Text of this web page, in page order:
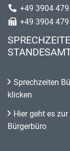
+49 3904
+49 3904
Sprechzeiten
klicken
Hier geht es
Bürgerbüro